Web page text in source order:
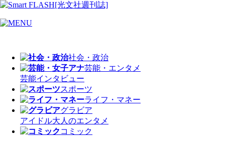
社会・政治
芸能・エンタメ
芸能インタビュー
スポーツ
ライフ・マネー
グラビア
アイドル大人のエンタメ
コミック